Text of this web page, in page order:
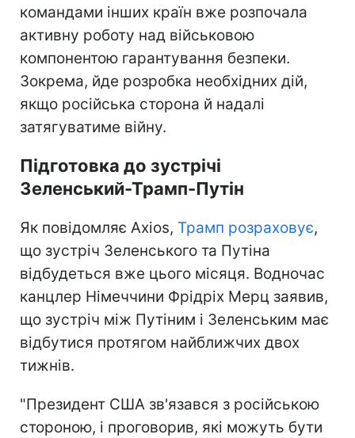
командами інших країн вже розпочала
активну роботу над військовою
компонентою гарантування безпеки.
Зокрема, йде розробка необхідних дій,
якщо російська сторона й надалі
затягуватиме війну.
Підготовка до зустрічі
Зеленський-Трамп-Путін
Як повідомляє Axios, Трамп розраховує,
що зустріч Зеленського та Путіна
відбудеться вже цього місяця. Водночас
канцлер Німеччини Фрідріх Мерц заявив,
що зустріч між Путіним і Зеленським має
відбутися протягом найближчих двох
тижнів.
"Президент США зв'язався з російською
стороною, і проговорив, які можуть бути